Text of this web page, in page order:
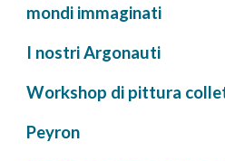
mondi immaginati
I nostri Argonauti
Workshop di pittura
Peyron